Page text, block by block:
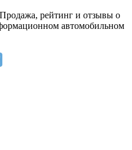
рейтинг и отзывы о
автомобильном